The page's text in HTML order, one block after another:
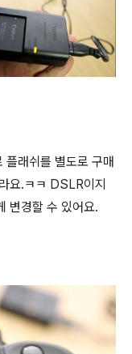
플래쉬를 별도로 구매
요.ㅋㅋ DSLR이지
변경할 수 있어요.